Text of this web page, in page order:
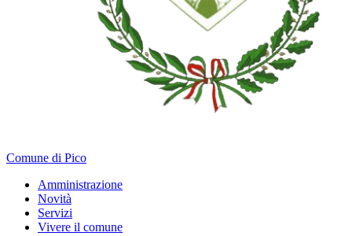
Comune di Pico
Amministrazione
Novità
Servizi
Vivere il comune